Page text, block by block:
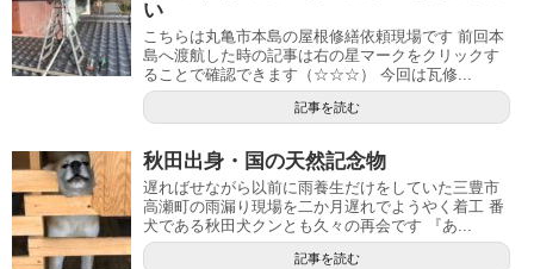
い
こちらは丸亀市本島の屋根修繕依頼現場です 前回本
島へ渡航した時の記事は右の星マークをクリックす
ることで確認できます（☆☆☆） 今回は瓦修...
記事を読む
秋田出身・国の天然記念物
遅ればせながら以前に雨養生だけをしていた三豊市
高瀬町の雨漏り現場を二か月遅れでようやく着工 番
犬である秋田犬クンとも久々の再会です 『あ...
記事を読む